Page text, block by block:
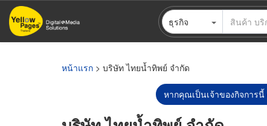
ข้าม
ไป
ธุรกิจ
หน้าแรก > บริษัท ไทยน้ำทิพย์ จำกัด
หากคุณเป็นเจ้าของกิจการ